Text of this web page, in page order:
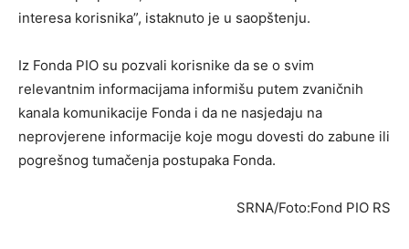
interesa korisnika”, istaknuto je u saopštenju.
Iz Fonda PIO su pozvali korisnike da se o svim
relevantnim informacijama informišu putem zvaničnih
kanala komunikacije Fonda i da ne nasjedaju na
neprovjerene informacije koje mogu dovesti do zabune ili
pogrešnog tumačenja postupaka Fonda.
SRNA/Foto:Fond PIO RS